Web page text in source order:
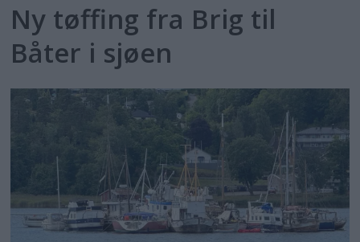
Ny tøffing fra Brig til
Båter i sjøen